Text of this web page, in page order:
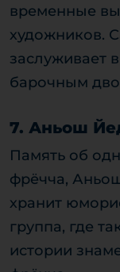
временные
художников.
заслуживает
барочным
7. Аньош
Память об
фрёчча,
хранит
группа, где
истории